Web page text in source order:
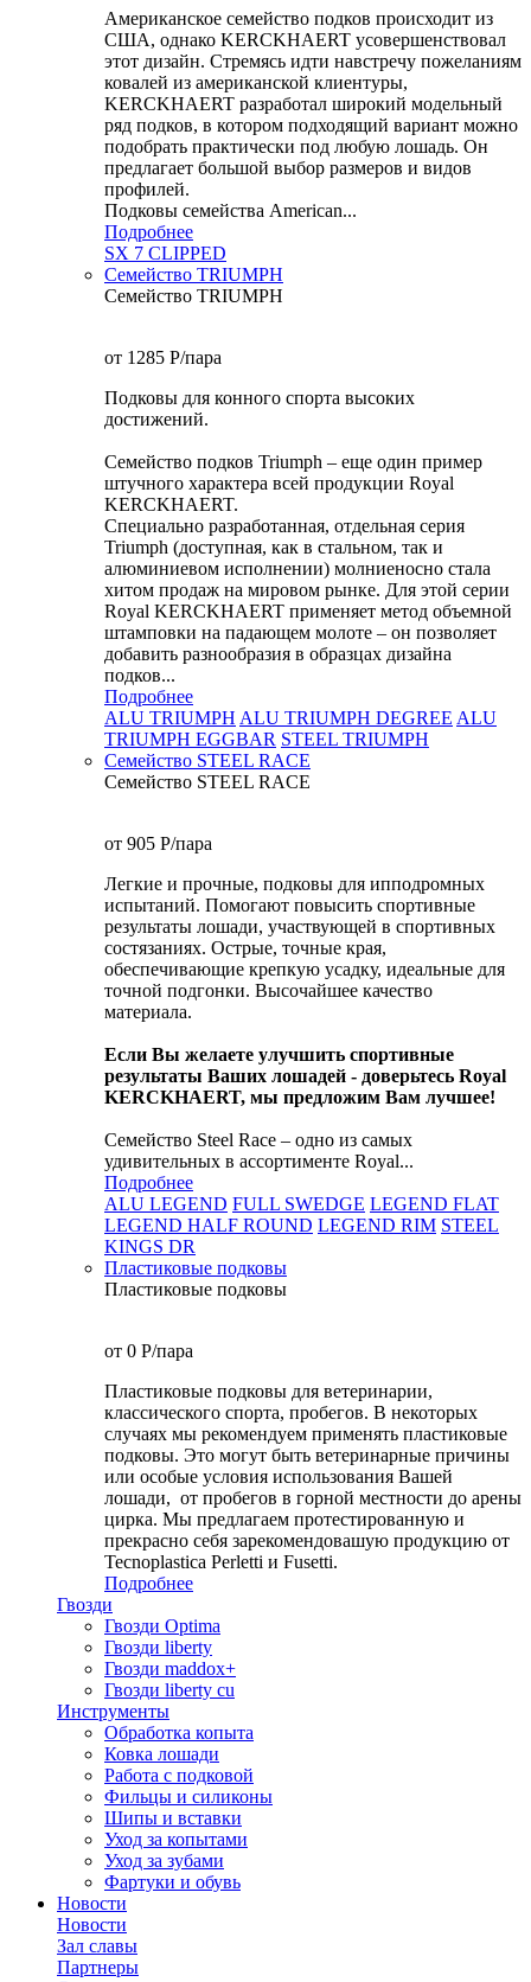
Американское семейство подков происходит из
США, однако KERCKHAERT усовершенствовал
этот дизайн. Стремясь идти навстречу пожеланиям
ковалей из американской клиентуры,
KERCKHAERT разработал широкий модельный
ряд подков, в котором подходящий вариант можно
подобрать практически под любую лошадь. Он
предлагает большой выбор размеров и видов
профилей.
Подковы семейства American...
Подробнее
SX 7 CLIPPED
Семейство TRIUMPH
Семейство TRIUMPH
от 1285 P/пара
Подковы для конного спорта высоких
достижений.
Семейство подков Triumph – еще один пример
штучного характера всей продукции Royal
KERCKHAERT.
Специально разработанная, отдельная серия
Triumph (доступная, как в стальном, так и
алюминиевом исполнении) молниеносно стала
хитом продаж на мировом рынке. Для этой серии
Royal KERCKHAERT применяет метод объемной
штамповки на падающем молоте – он позволяет
добавить разнообразия в образцах дизайна
подков...
Подробнее
ALU TRIUMPH ALU TRIUMPH DEGREE ALU
TRIUMPH EGGBAR STEEL TRIUMPH
Семейство STEEL RACE
Семейство STEEL RACE
от 905 P/пара
Легкие и прочные, подковы для ипподромных
испытаний. Помогают повысить спортивные
результаты лошади, участвующей в спортивных
состязаниях. Острые, точные края,
обеспечивающие крепкую усадку, идеальные для
точной подгонки. Высочайшее качество
материала.
Если Вы желаете улучшить спортивные
результаты Ваших лошадей - доверьтесь Royal
KERCKHAERT, мы предложим Вам лучшее!
Семейство Steel Race – одно из самых
удивительных в ассортименте Royal...
Подробнее
ALU LEGEND FULL SWEDGE LEGEND FLAT
LEGEND HALF ROUND LEGEND RIM STEEL
KINGS DR
Пластиковые подковы
Пластиковые подковы
от 0 P/пара
Пластиковые подковы для ветеринарии,
классического спорта, пробегов. В некоторых
случаях мы рекомендуем применять пластиковые
подковы. Это могут быть ветеринарные причины
или особые условия использования Вашей
лошади, от пробегов в горной местности до арены
цирка. Мы предлагаем протестированную и
прекрасно себя зарекомендовашую продукцию от
Tecnoplastica Perletti и Fusetti.
Подробнее
Гвозди
Гвозди Optima
Гвозди liberty
Гвозди maddox+
Гвозди liberty cu
Инструменты
Обработка копыта
Ковка лошади
Работа с подковой
Фильцы и силиконы
Шипы и вставки
Уход за копытами
Уход за зубами
Фартуки и обувь
Новости
Новости
Зал славы
Партнеры